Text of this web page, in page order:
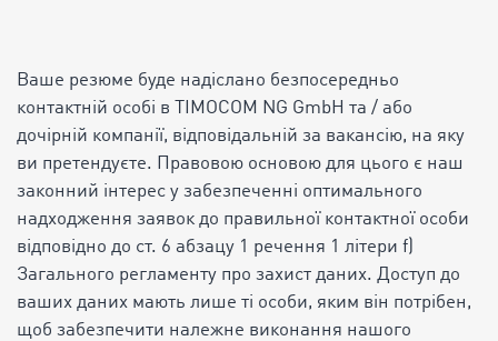
Ваше резюме буде надіслано безпосередньо
контактній особі в TIMOCOM NG GmbH та / або
дочірній компанії, відповідальній за вакансію, на яку
ви претендуєте. Правовою основою для цього є наш
законний інтерес у забезпеченні оптимального
надходження заявок до правильної контактної особи
відповідно до ст. 6 абзацу 1 речення 1 літери f)
Загального регламенту про захист даних. Доступ до
ваших даних мають лише ті особи, яким він потрібен,
щоб забезпечити належне виконання нашого